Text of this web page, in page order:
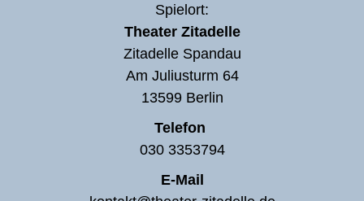
Spielort:
Theater Zitadelle
Zitadelle Spandau
Am Juliusturm 64
13599 Berlin
Telefon
030 3353794
E-Mail